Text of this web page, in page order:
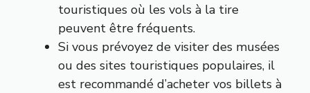
touristiques où les vols à la tire
peuvent être fréquents.
Si vous prévoyez de visiter des musées
ou des sites touristiques populaires, il
est recommandé d’acheter vos billets à